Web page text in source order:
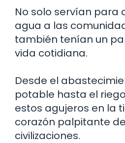
No solo servían para
agua a las
también tenían un
vida cotidiana.
Desde el
potable hasta el
estos agujeros en la
corazón palpitante
civilizaciones.